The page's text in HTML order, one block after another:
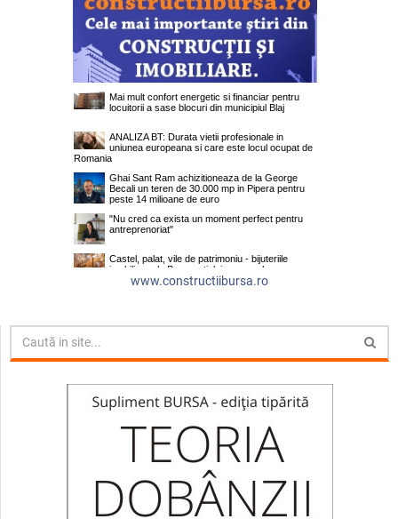
www.constructiibursa.ro